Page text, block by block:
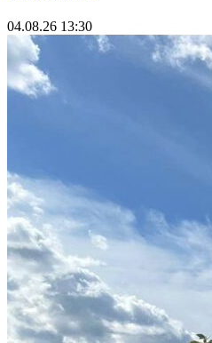
04.08.26 13:30